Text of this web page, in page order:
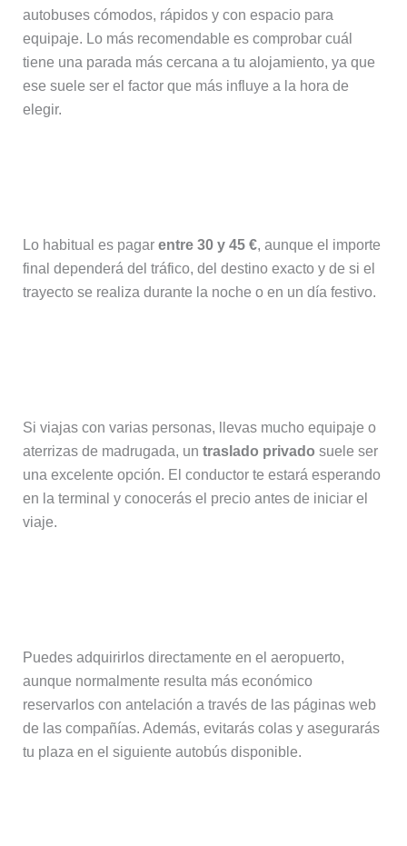
autobuses cómodos, rápidos y con espacio para
equipaje. Lo más recomendable es comprobar cuál
tiene una parada más cercana a tu alojamiento, ya que
ese suele ser el factor que más influye a la hora de
elegir.
Lo habitual es pagar entre 30 y 45 €, aunque el importe
final dependerá del tráfico, del destino exacto y de si el
trayecto se realiza durante la noche o en un día festivo.
Si viajas con varias personas, llevas mucho equipaje o
aterrizas de madrugada, un traslado privado suele ser
una excelente opción. El conductor te estará esperando
en la terminal y conocerás el precio antes de iniciar el
viaje.
Puedes adquirirlos directamente en el aeropuerto,
aunque normalmente resulta más económico
reservarlos con antelación a través de las páginas web
de las compañías. Además, evitarás colas y asegurarás
tu plaza en el siguiente autobús disponible.